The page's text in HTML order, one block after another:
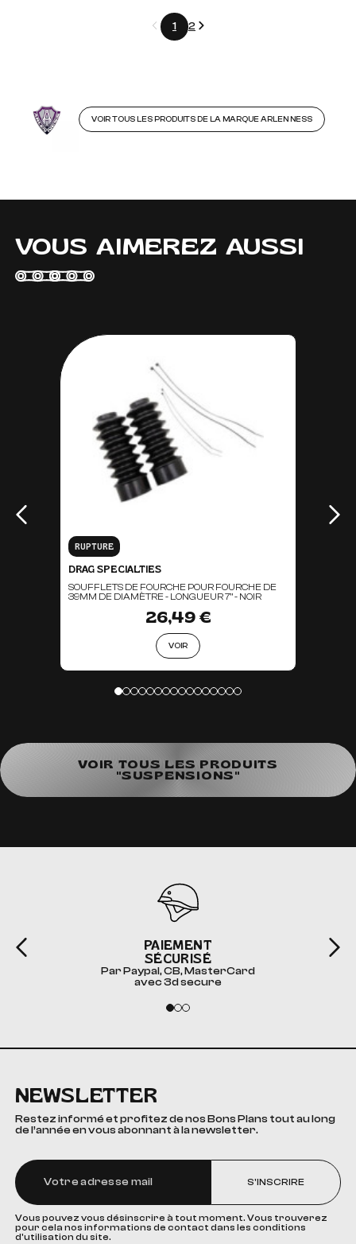
Précédent
1 2Suivant
VOIR TOUS LES PRODUITS DE LA MARQUE ARLEN NESS
VOUS AIMEREZ AUSSI
RUPTURE
DRAG SPECIALTIES
SOUFFLETS DE FOURCHE POUR FOURCHE DE
39MM DE DIAMÈTRE - LONGUEUR 7" - NOIR
26,49 €
VOIR
VOIR TOUS LES PRODUITS
"SUSPENSIONS"
PAIEMENT
SÉCURISÉ
Par Paypal, CB, MasterCard
avec 3d secure
NEWSLETTER
Restez informé et profitez de nos Bons Plans tout au long
de l’année en vous abonnant à la newsletter.
S'INSCRIRE
Vous pouvez vous désinscrire à tout moment. Vous trouverez
pour cela nos informations de contact dans les conditions
d'utilisation du site.